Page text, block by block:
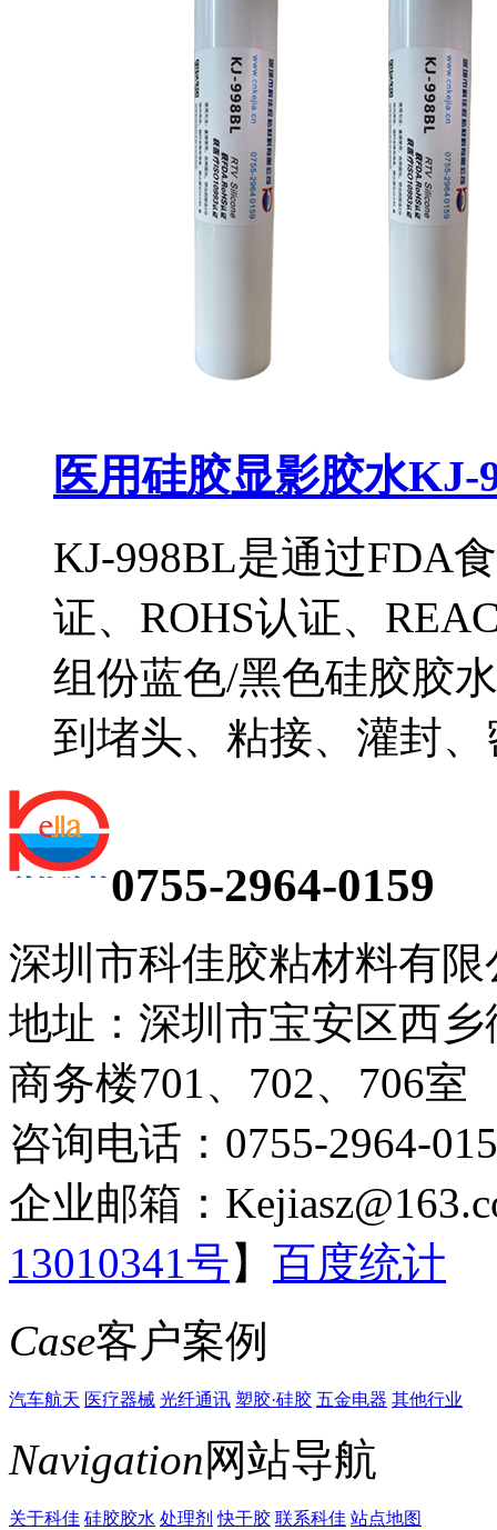
医用硅胶显影胶水KJ-
KJ-998BL是通过FDA
证、ROHS认证、
组份蓝色/黑色硅胶胶
到堵头、粘接、灌封
0755-2964-0159
深圳市科佳胶粘材料有限
地址：深圳市宝安区西
商务楼701、702、706室
咨询电话：0755-2964-
企业邮箱：
13010341号】 百度统计
Case客户案例
汽车航天 医疗器械 光纤通讯 塑胶·硅胶 五金电器 其他行业
Navigation网站导航
关于科佳 硅胶胶水 处理剂 快干胶 联系科佳 站点地图